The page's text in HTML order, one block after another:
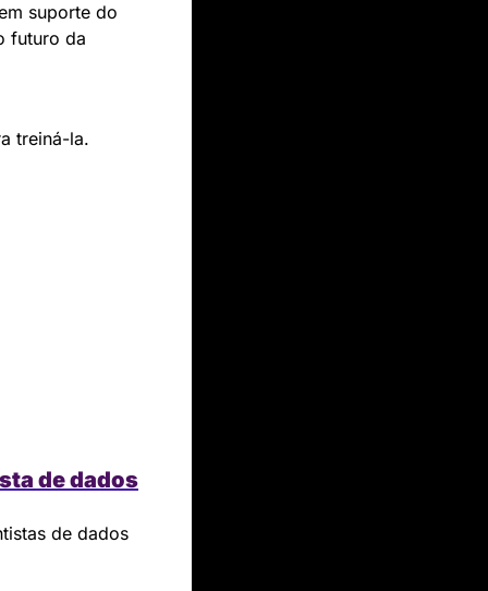
suporte do
futuro da
treiná-la.
de dados
de dados